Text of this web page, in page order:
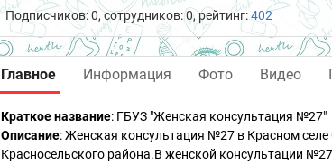
Подписчиков: 0, сотрудников: 0, рейтинг:402
Главное Информация Фото Видео
Краткое название: ГБУЗ "Женская консультация №27"
Описание: Женская консультация №27 в Красном селе
Красносельского района.В женской консультации